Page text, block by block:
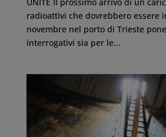
UNITE Il prossimo arrivo di un
radioattivi che dovrebbero essere
novembre nel porto di Trieste
interrogativi sia per le...